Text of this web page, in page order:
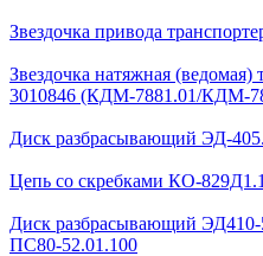
Звездочка привода
Звездочка натяжная
3010846 (КДМ-7881.01/КДМ-
Диск разбрасывающий ЭД-
Цепь со скребками КО-
Диск разбрасывающий
ПС80-52.01.100